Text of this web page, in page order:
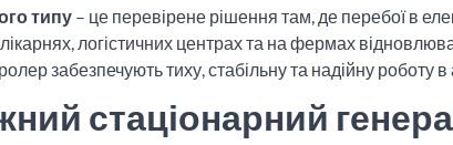
типу – це перевірене рішення там, де перебої в
логістичних центрах та на фермах
забезпечують тиху, стабільну та надійну
стаціонарний